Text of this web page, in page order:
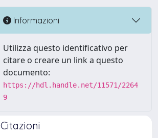
Informazioni
Utilizza questo identificativo per
citare o creare un link a questo
documento:
https://hdl.handle.net/11571/2264
9
Citazioni